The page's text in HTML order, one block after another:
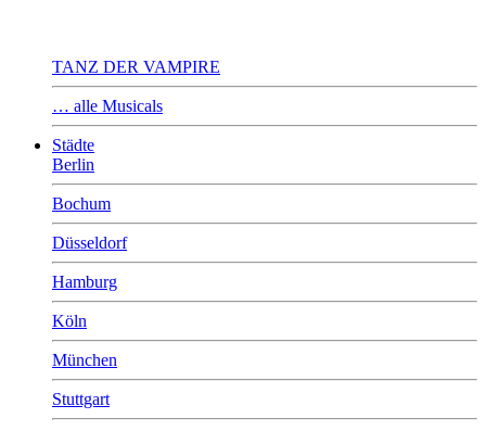
TANZ DER VAMPIRE
… alle Musicals
Städte
Berlin
Bochum
Düsseldorf
Hamburg
Köln
München
Stuttgart